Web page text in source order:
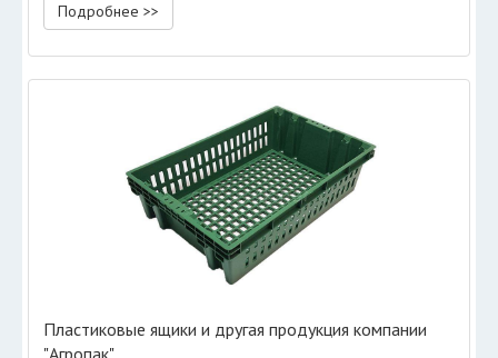
Подробнее >>
Пластиковые ящики и другая продукция компании
"Агропак"